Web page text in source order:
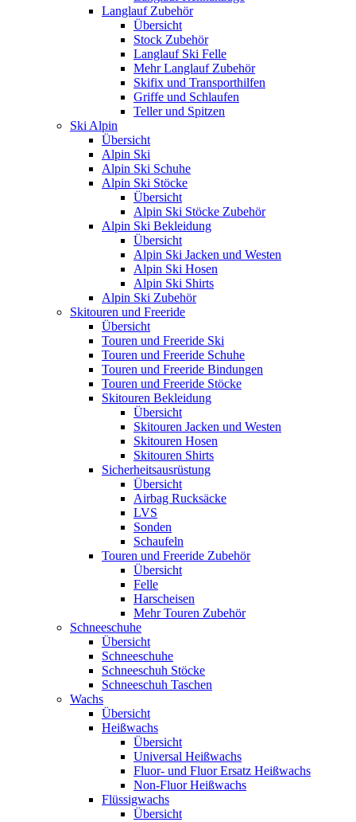
Langlauf Zubehör
Übersicht
Stock Zubehör
Langlauf Ski Felle
Mehr Langlauf Zubehör
Skifix und Transporthilfen
Griffe und Schlaufen
Teller und Spitzen
Ski Alpin
Übersicht
Alpin Ski
Alpin Ski Schuhe
Alpin Ski Stöcke
Übersicht
Alpin Ski Stöcke Zubehör
Alpin Ski Bekleidung
Übersicht
Alpin Ski Jacken und Westen
Alpin Ski Hosen
Alpin Ski Shirts
Alpin Ski Zubehör
Skitouren und Freeride
Übersicht
Touren und Freeride Ski
Touren und Freeride Schuhe
Touren und Freeride Bindungen
Touren und Freeride Stöcke
Skitouren Bekleidung
Übersicht
Skitouren Jacken und Westen
Skitouren Hosen
Skitouren Shirts
Sicherheitsausrüstung
Übersicht
Airbag Rucksäcke
LVS
Sonden
Schaufeln
Touren und Freeride Zubehör
Übersicht
Felle
Harscheisen
Mehr Touren Zubehör
Schneeschuhe
Übersicht
Schneeschuhe
Schneeschuh Stöcke
Schneeschuh Taschen
Wachs
Übersicht
Heißwachs
Übersicht
Universal Heißwachs
Fluor- und Fluor Ersatz Heißwachs
Non-Fluor Heißwachs
Flüssigwachs
Übersicht